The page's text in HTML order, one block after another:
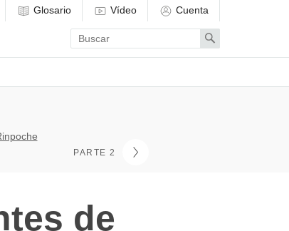
Glosario Vídeo Cuenta
Enter
search
term
Search
PARTE 2
de